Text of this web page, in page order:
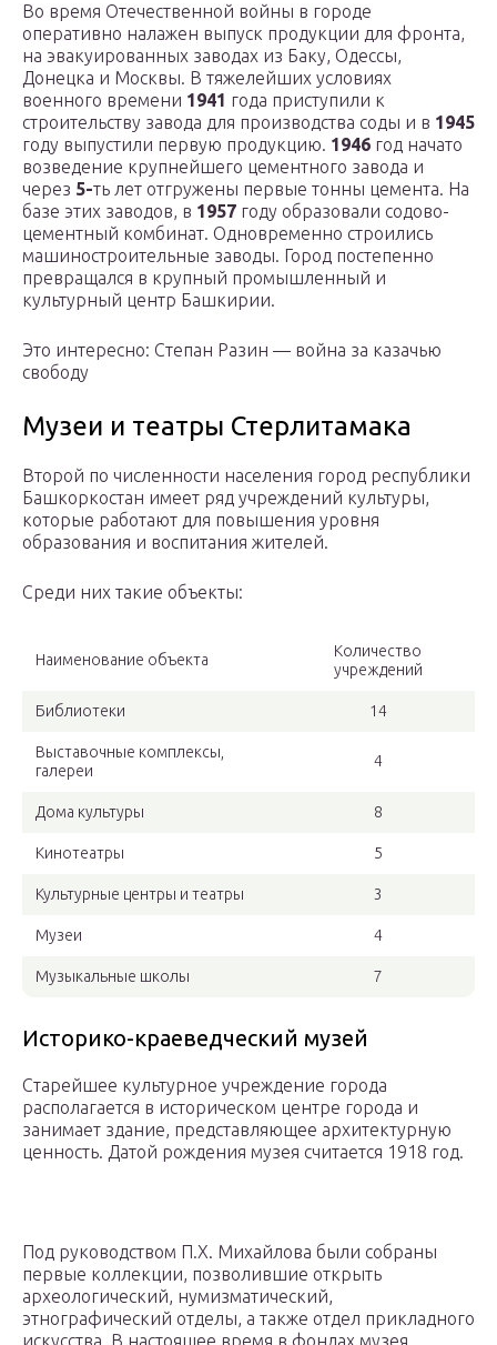
Во время Отечественной войны в городе
оперативно налажен выпуск продукции для фронта,
на эвакуированных заводах из Баку, Одессы,
Донецка и Москвы. В тяжелейших условиях
военного времени 1941 года приступили к
строительству завода для производства соды и в 1945
году выпустили первую продукцию. 1946 год начато
возведение крупнейшего цементного завода и
через 5-ть лет отгружены первые тонны цемента. На
базе этих заводов, в 1957 году образовали содово-
цементный комбинат. Одновременно строились
машиностроительные заводы. Город постепенно
превращался в крупный промышленный и
культурный центр Башкирии.
Это интересно: Степан Разин — война за казачью
свободу
Музеи и театры Стерлитамака
Второй по численности населения город республики
Башкоркостан имеет ряд учреждений культуры,
которые работают для повышения уровня
образования и воспитания жителей.
Среди них такие объекты:
Наименование объекта
Количество
учреждений
Библиотеки 14
Выставочные комплексы,
галереи
4
Дома культуры 8
Кинотеатры 5
Культурные центры и театры 3
Музеи 4
Музыкальные школы 7
Историко-краеведческий музей
Старейшее культурное учреждение города
располагается в историческом центре города и
занимает здание, представляющее архитектурную
ценность. Датой рождения музея считается 1918 год.
Под руководством П.Х. Михайлова были собраны
первые коллекции, позволившие открыть
археологический, нумизматический,
этнографический отделы, а также отдел прикладного
искусства. В настоящее время в фондах музея